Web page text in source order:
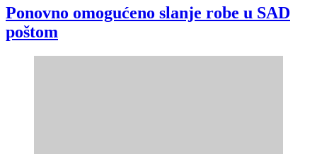
Ponovno omogućeno slanje robe u SAD
poštom